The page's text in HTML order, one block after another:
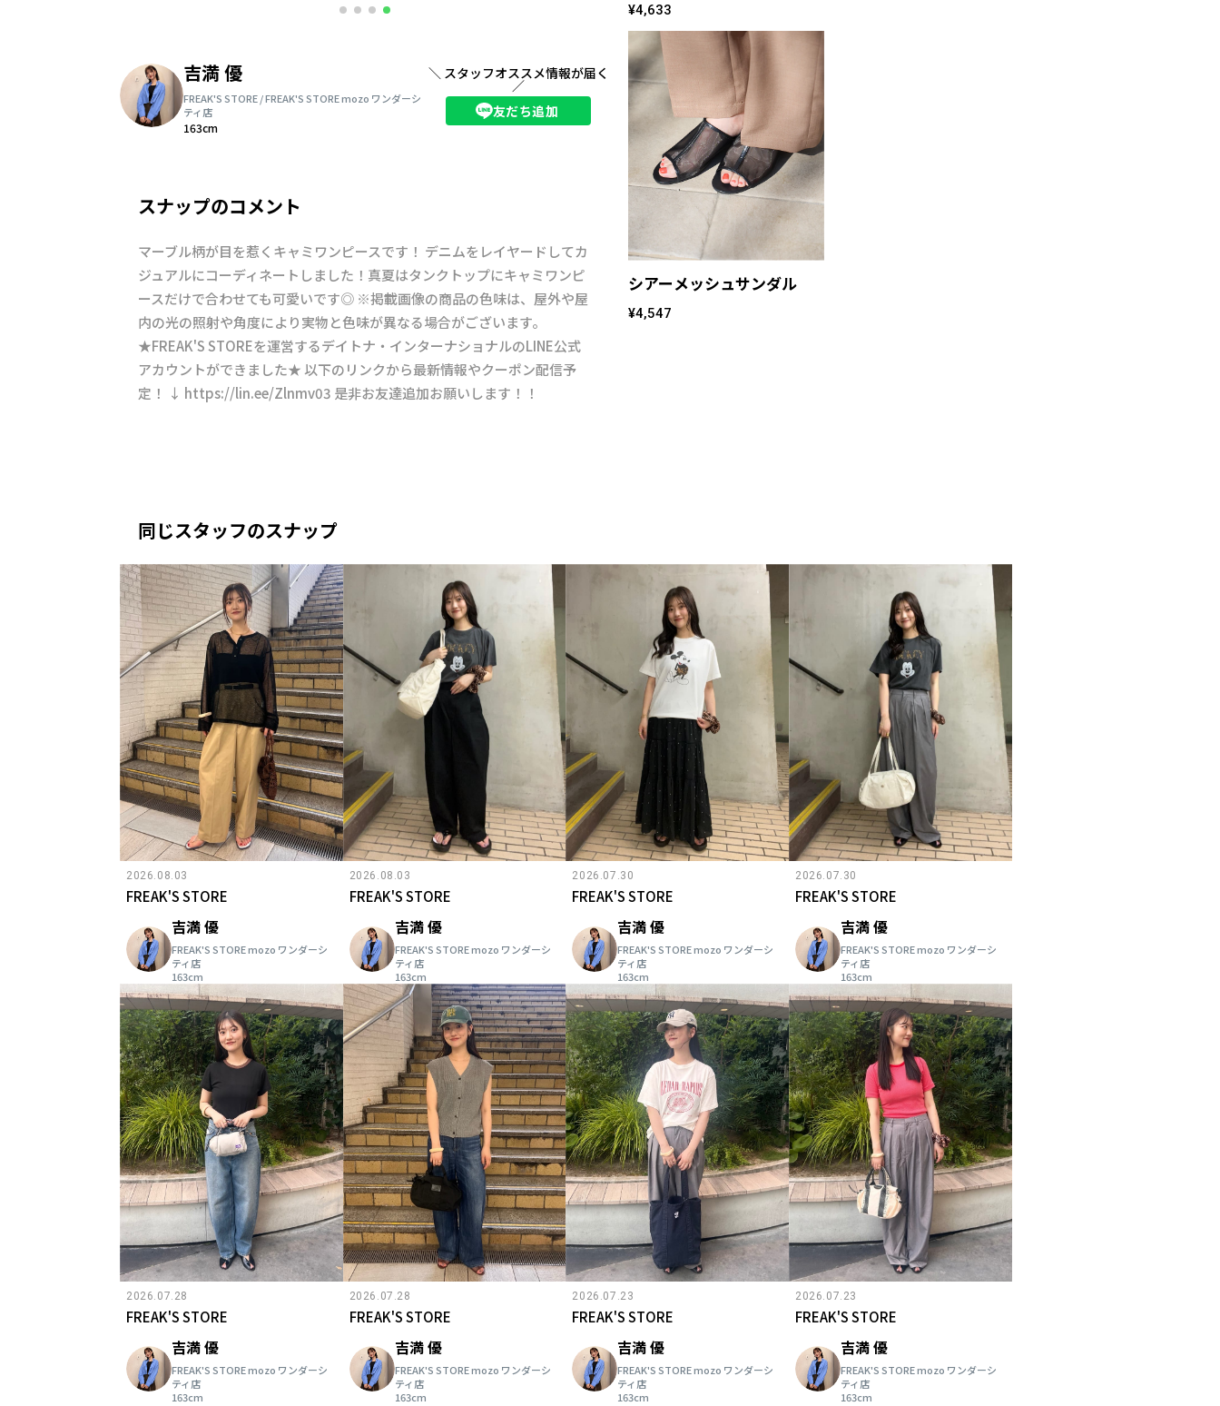
吉満 優
FREAK'S STORE / FREAK'S STORE mozo ワンダーシ
ティ店
163cm
＼ スタッフオススメ情報が届く
／
友だち追加
スナップのコメント
マーブル柄が目を惹くキャミワンピースです！ デニムをレイヤードしてカ
ジュアルにコーディネートしました！真夏はタンクトップにキャミワンピ
ースだけで合わせても可愛いです◎ ※掲載画像の商品の色味は、屋外や屋
内の光の照射や角度により実物と色味が異なる場合がございます。
★FREAK'S STOREを運営するデイトナ・インターナショナルのLINE公式
アカウントができました★ 以下のリンクから最新情報やクーポン配信予
定！ ↓ https://lin.ee/Zlnmv03 是非お友達追加お願いします！！
¥4,633
シアーメッシュサンダル
¥4,547
同じスタッフのスナップ
2026.08.03
FREAK'S STORE
吉満 優
FREAK'S STORE mozo ワンダーシ
ティ店
163cm
2026.08.03
FREAK'S STORE
吉満 優
FREAK'S STORE mozo ワンダーシ
ティ店
163cm
2026.07.30
FREAK'S STORE
吉満 優
FREAK'S STORE mozo ワンダーシ
ティ店
163cm
2026.07.30
FREAK'S STORE
吉満 優
FREAK'S STORE mozo ワンダーシ
ティ店
163cm
2026.07.28
FREAK'S STORE
吉満 優
FREAK'S STORE mozo ワンダーシ
ティ店
163cm
2026.07.28
FREAK'S STORE
吉満 優
FREAK'S STORE mozo ワンダーシ
ティ店
163cm
2026.07.23
FREAK'S STORE
吉満 優
FREAK'S STORE mozo ワンダーシ
ティ店
163cm
2026.07.23
FREAK'S STORE
吉満 優
FREAK'S STORE mozo ワンダーシ
ティ店
163cm